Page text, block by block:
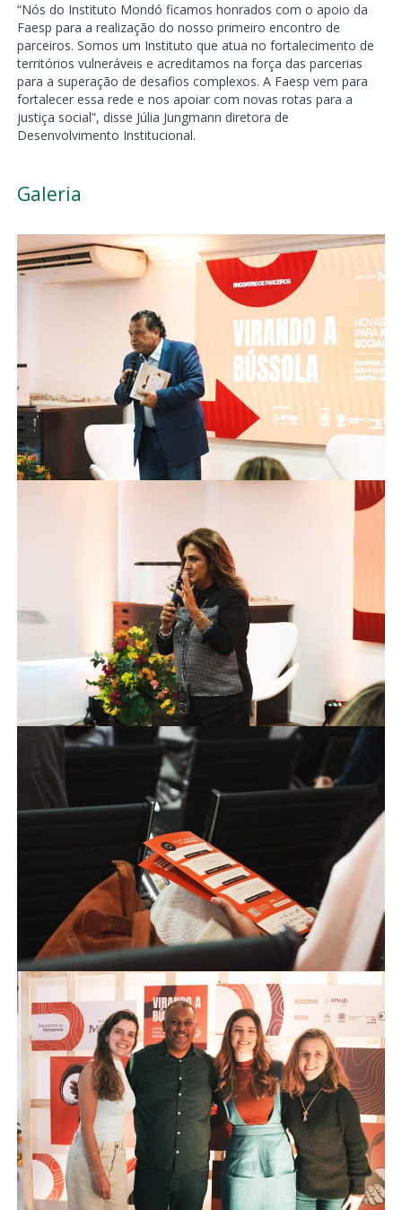
“Nós do Instituto Mondó ficamos honrados com o apoio da
Faesp para a realização do nosso primeiro encontro de
parceiros. Somos um Instituto que atua no fortalecimento de
territórios vulneráveis e acreditamos na força das parcerias
para a superação de desafios complexos. A Faesp vem para
fortalecer essa rede e nos apoiar com novas rotas para a
justiça social”, disse Júlia Jungmann diretora de
Desenvolvimento Institucional.
Galeria